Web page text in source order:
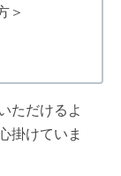
＞
ただけるよ
掛けていま